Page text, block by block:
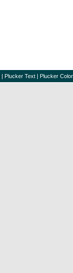
| Plucker Text | Plucker Color